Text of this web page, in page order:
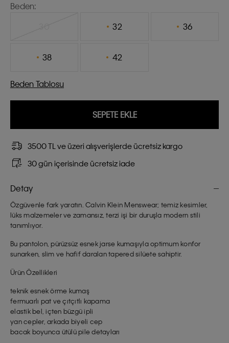
Beden:
32 36
38 42
Beden Tablosu
SEPETE EKLE
3500 TL ve üzeri alışverişlerde ücretsiz kargo
30 gün içerisinde ücretsiz iade
Detay
Özgüvenle fark yaratın. Calvin Klein Menswear; temiz kesimler,
lüks malzemeler ve zamansız, terzi işi bir duruşla modern stili
tanımlıyor.
Bu pantolon, pürüzsüz esnek jarse kumaşıyla optimum konfor
sunarken, slim ve hafif daralan tapered silüete sahiptir.
Ürün Özellikleri
teknik esnek örme kumaş
fermuarlı pat ve çıtçıtlı kapama
elastik bel, içten büzgü ipli
yan cepler, arkada biyeli cep
bacak boyunca ütülü pile detayları